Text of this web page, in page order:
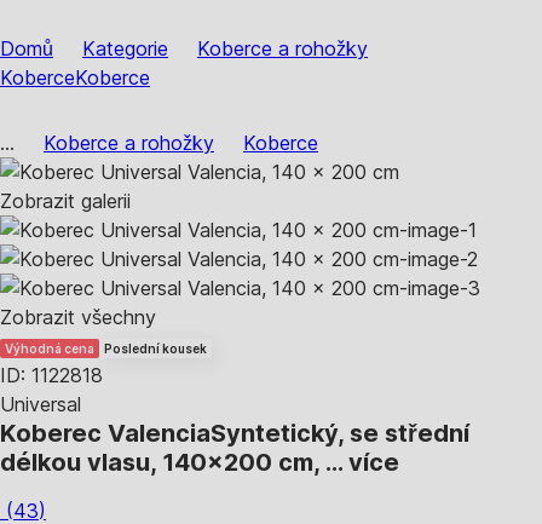
Domů Kategorie
Koberce a rohožky
KoberceKoberce
... Koberce a rohožky Koberce
Zobrazit galerii
Zobrazit všechny
Výhodná cena Poslední kousek
ID: 1122818
Universal
Koberec ValenciaSyntetický, se střední
délkou vlasu, 140x200 cm, … více
(43)